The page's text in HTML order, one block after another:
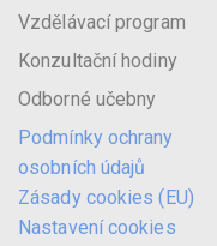
Vzdělávací program
Konzultační hodiny
Odborné učebny
Podmínky ochrany
osobních údajů
Zásady cookies (EU)
Nastavení cookies